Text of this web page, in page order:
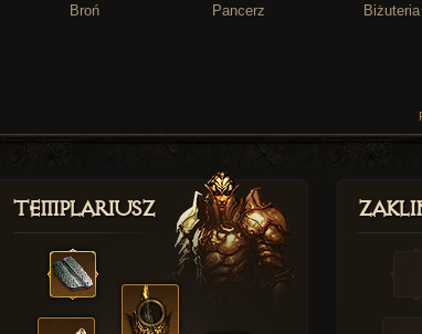
Broń Pancerz Biżuteria
Templariusz